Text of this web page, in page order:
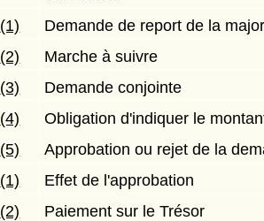
(1)
Demande de report de la
(2)
Marche à suivre
(3)
Demande conjointe
(4)
Obligation d'indiquer le
(5)
Approbation ou rejet de la
(1)
Effet de l'approbation
(2)
Paiement sur le Trésor